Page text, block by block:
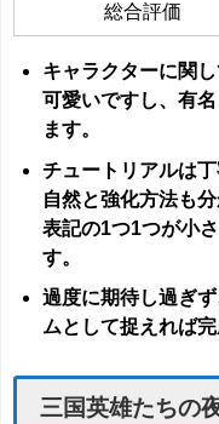
総合評価
キャラクターに関
可愛いですし、有
ます。
チュートリアルは
自然と強化方法も
表記の1つ1つが小
す。
過度に期待し過ぎ
ムとして捉えれば
三国英雄たちの